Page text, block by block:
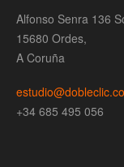
Alfonso Senra 136
15680 Ordes,
A Coruña
+34 685 495 056